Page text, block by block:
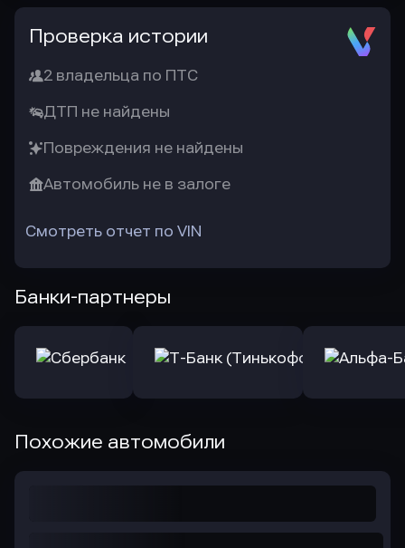
Проверка истории
2 владельца по ПТС
ДТП не найдены
Повреждения не найдены
Автомобиль не в залоге
Смотреть отчет по VIN
Банки-партнеры
Похожие автомобили